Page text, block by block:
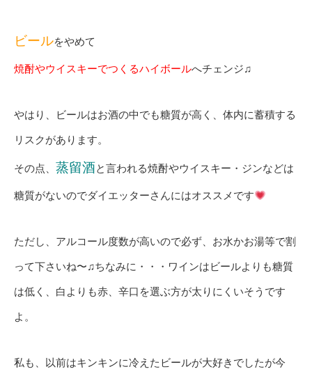
ビールをやめて
焼酎やウイスキーでつくるハイボールへチェンジ♫
やはり、ビールはお酒の中でも糖質が高く、体内に蓄積する
リスクがあります。
その点、 蒸留酒と言われる焼酎やウイスキー・ジンなどは
糖質がないのでダイエッターさんにはオススメです
ただし、アルコール度数が高いので必ず、お水かお湯等で割
って下さいね〜♫ちなみに・・・ワインはビールよりも糖質
は低く、白よりも赤、辛口を選ぶ方が太りにくいそうです
よ。
私も、以前はキンキンに冷えたビールが大好きでしたが今